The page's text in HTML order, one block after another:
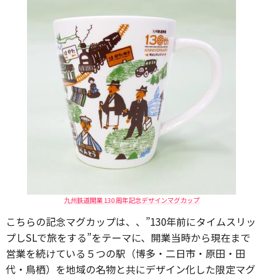
九州鉄道開業 130 周年記念デザインマグカップ
こちらの記念マグカップは、、”130年前にタイムスリッ
プしSLで旅をする”をテーマに、開業当時から現在まで
営業を続けている５つの駅（博多・二日市・原田・田
代・鳥栖）を地域の名物と共にデザイン化した限定マグ